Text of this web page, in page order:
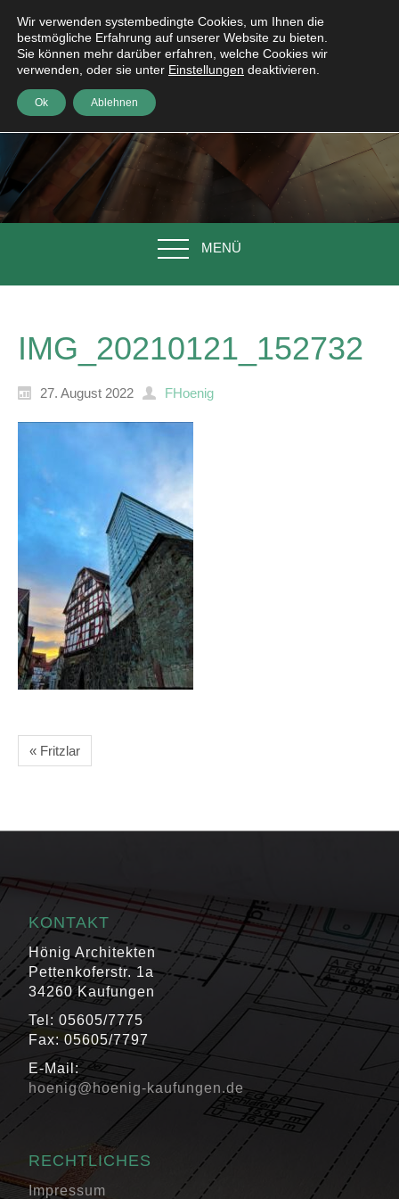
MENÜ
IMG_20210121_152732
27. August 2022 FHoenig
« Fritzlar
KONTAKT
Hönig Architekten
Pettenkoferstr. 1a
34260 Kaufungen
Tel: 05605/7775
Fax: 05605/7797
E-Mail:
hoenig@hoenig-kaufungen.de
RECHTLICHES
Impressum
Wir verwenden systembedingte Cookies, um Ihnen die
bestmögliche Erfahrung auf unserer Website zu bieten.
Sie können mehr darüber erfahren, welche Cookies wir
verwenden, oder sie unter Einstellungen deaktivieren.
Ok Ablehnen